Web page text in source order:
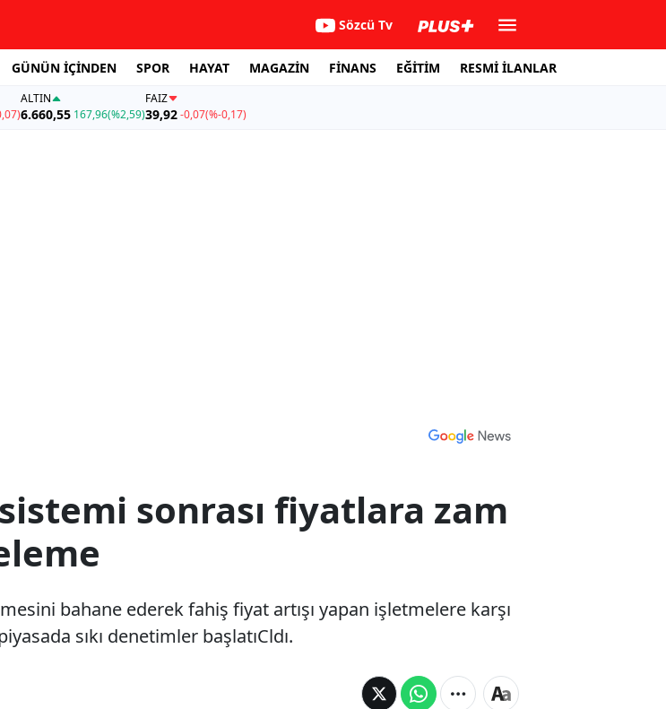
Sözcü Tv
GÜNÜN İÇİNDEN SPOR HAYAT MAGAZİN FİNANS EĞİTİM RESMİ İLANLAR
ALTIN
6.660,55 167,96(%2,59)
FAİZ
39,92-0,07(%-0,17)
sonrası fiyatlara zam
bahane ederek fahiş fiyat artışı yapan işletmelere karşı
sıkı denetimler başlatıCldı.